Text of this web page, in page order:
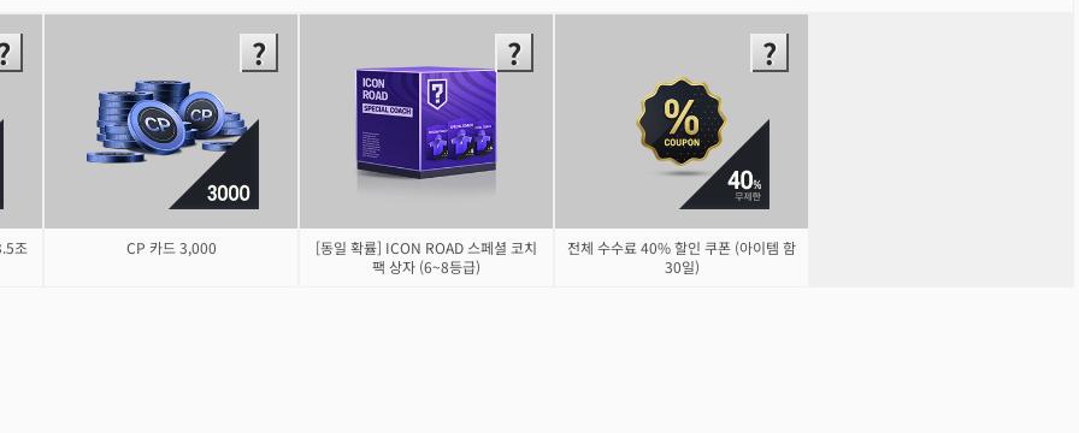
조 CP 카드 3,000
[동일 확률] ICON ROAD 스페셜 코치
팩 상자 (6~8등급)
전체 수수료 40% 할인 쿠폰 (아이템 함
30일)